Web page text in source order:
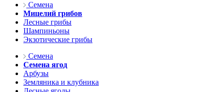
Семена
Мицелий грибов
Лесные грибы
Шампиньоны
Экзотические грибы
Семена
Семена ягод
Арбузы
Земляника и клубника